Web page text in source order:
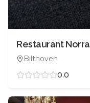
Restaurant Norra
Bilthoven
0.0